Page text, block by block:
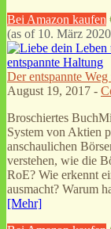
Bei Amazon kaufen
(as of 10. März
Der entspannte
August 19, 2017 -
Broschiertes
System von Aktien
anschaulichen
verstehen, wie die
RoE? Wie erkennt
ausmacht? Warum
[Mehr]